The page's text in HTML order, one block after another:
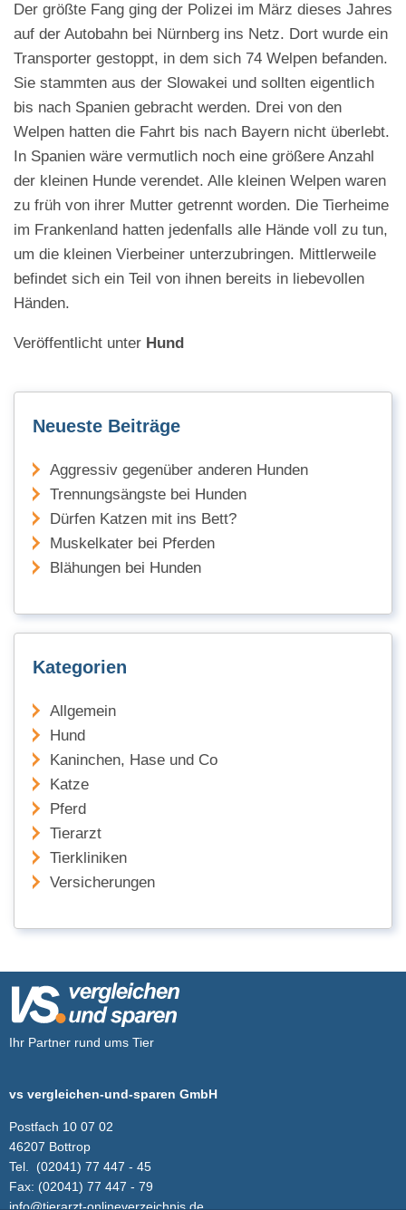
Der größte Fang ging der Polizei im März dieses Jahres
auf der Autobahn bei Nürnberg ins Netz. Dort wurde ein
Transporter gestoppt, in dem sich 74 Welpen befanden.
Sie stammten aus der Slowakei und sollten eigentlich
bis nach Spanien gebracht werden. Drei von den
Welpen hatten die Fahrt bis nach Bayern nicht überlebt.
In Spanien wäre vermutlich noch eine größere Anzahl
der kleinen Hunde verendet. Alle kleinen Welpen waren
zu früh von ihrer Mutter getrennt worden. Die Tierheime
im Frankenland hatten jedenfalls alle Hände voll zu tun,
um die kleinen Vierbeiner unterzubringen. Mittlerweile
befindet sich ein Teil von ihnen bereits in liebevollen
Händen.
Veröffentlicht unter Hund
Neueste Beiträge
Aggressiv gegenüber anderen Hunden
Trennungsängste bei Hunden
Dürfen Katzen mit ins Bett?
Muskelkater bei Pferden
Blähungen bei Hunden
Kategorien
Allgemein
Hund
Kaninchen, Hase und Co
Katze
Pferd
Tierarzt
Tierkliniken
Versicherungen
Ihr Partner rund ums Tier
vs vergleichen-und-sparen GmbH
Postfach 10 07 02
46207 Bottrop
Tel.
(02041) 77 447 - 45
Fax: (02041) 77 447 - 79
info@tierarzt-onlineverzeichnis.de